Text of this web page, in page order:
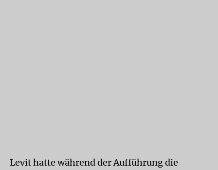
Levit hatte während der Aufführung die